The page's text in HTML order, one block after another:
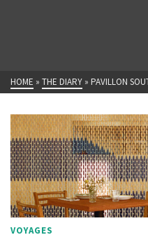
HOME » THE DIARY » PAVILLON
VOYAGES